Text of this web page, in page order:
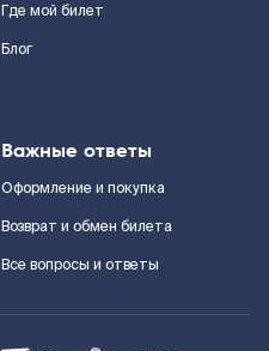
Где мой билет
Блог
Важные ответы
Оформление и покупка
Возврат и обмен билета
Все вопросы и ответы